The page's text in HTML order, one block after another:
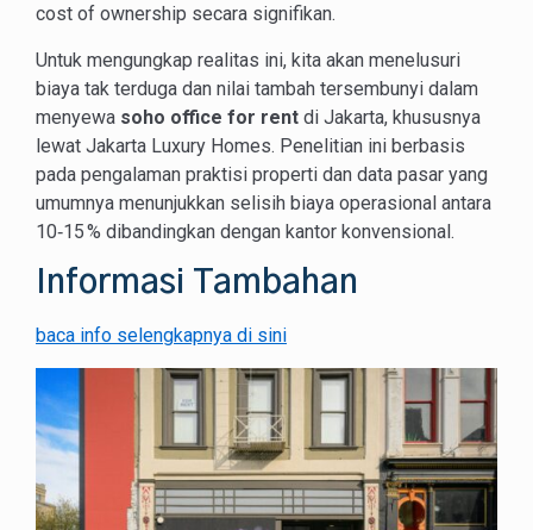
cost of ownership secara signifikan.
Untuk mengungkap realitas ini, kita akan menelusuri
biaya tak terduga dan nilai tambah tersembunyi dalam
menyewa soho office for rent di Jakarta, khususnya
lewat Jakarta Luxury Homes. Penelitian ini berbasis
pada pengalaman praktisi properti dan data pasar yang
umumnya menunjukkan selisih biaya operasional antara
10‑15 % dibandingkan dengan kantor konvensional.
Informasi Tambahan
baca info selengkapnya di sini